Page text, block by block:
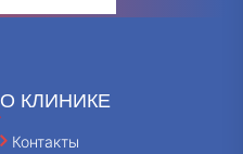
О КЛИНИКЕ
Контакты